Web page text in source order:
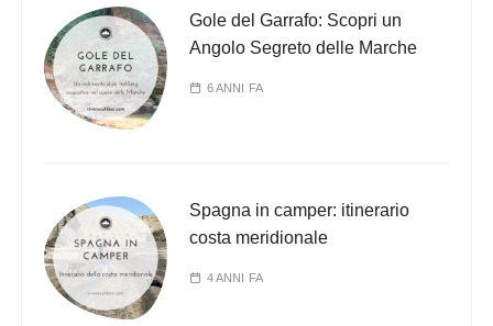
Gole del Garrafo: Scopri un
Angolo Segreto delle Marche
6 ANNI FA
Spagna in camper: itinerario
costa meridionale
4 ANNI FA